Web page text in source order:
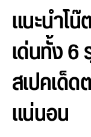
แนะนำโ
เด่นทั้ง 6
สเปคเด็
แน่นอน